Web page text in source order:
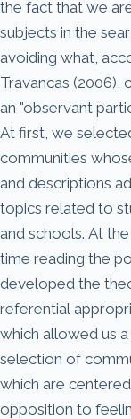
the fact that we
subjects in the
avoiding what,
Travancas (2006),
an "observant
At first, we
communities
and descriptions
topics related to
and schools. At
time reading the
developed the
referential
which allowed us
selection of
which are
opposition to